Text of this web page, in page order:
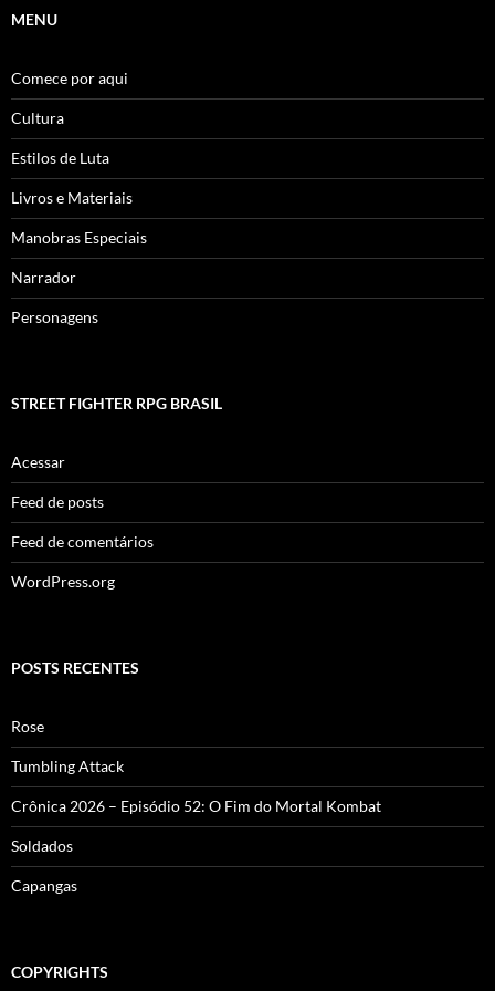
MENU
Comece por aqui
Cultura
Estilos de Luta
Livros e Materiais
Manobras Especiais
Narrador
Personagens
STREET FIGHTER RPG BRASIL
Acessar
Feed de posts
Feed de comentários
WordPress.org
POSTS RECENTES
Rose
Tumbling Attack
Crônica 2026 – Episódio 52: O Fim do Mortal Kombat
Soldados
Capangas
COPYRIGHTS